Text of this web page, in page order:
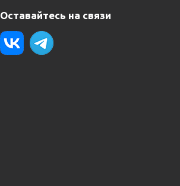
Оставайтесь на связи